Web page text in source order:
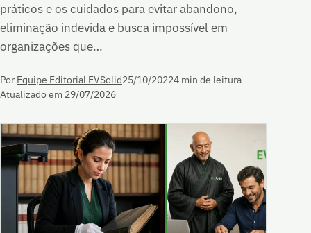
práticos e os cuidados para evitar abandono,
eliminação indevida e busca impossível em
organizações que…
Por Equipe Editorial EVSolid25/10/20224 min de leitura
Atualizado em 29/07/2026